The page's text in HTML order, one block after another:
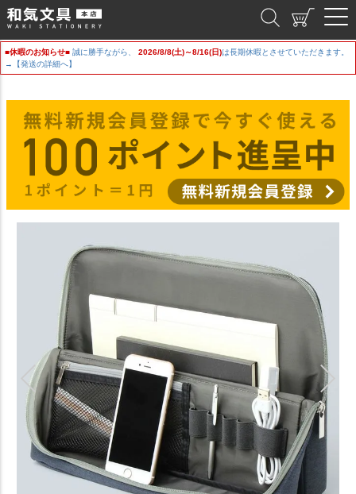
■休暇のお知らせ■ 誠に勝手ながら、 2026/8/8(土)～8/16(日)は長期休暇とさせていただきます。
→【発送の詳細へ】